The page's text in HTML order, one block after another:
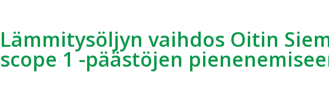
Lämmitysöljyn vaihdos Oitin
scope 1 -päästöjen